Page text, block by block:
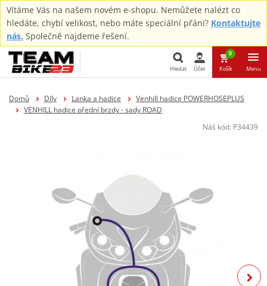
Vítáme Vás na našem novém e-shopu. Nemůžete nalézt co
hledáte, chybí velikost, nebo máte speciální přání? Kontaktujte
nás. Společně najdeme řešení.
Hledat
Hledat Účet
0
Košík Menu
Domů Díly Lanka a hadice
Venhill hadice POWERHOSEPLUS
VENHILL hadice přední brzdy - sady ROAD
Náš kód: P34439